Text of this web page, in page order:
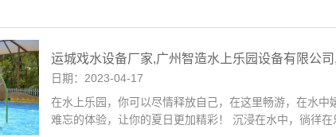
运城戏水设备厂家,广州智造水上乐园设备有限公
日期：2023-04-17
在水上乐园，你可以尽情释放自己，在这里畅游，在水
难忘的体验，让你的夏日更加精彩！ 沉浸在水中，徜徉在